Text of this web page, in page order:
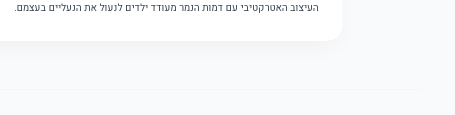
העיצוב האטרקטיבי עם דמות הנמר מעודד ילדים לנעול את הנעליים בעצמם.